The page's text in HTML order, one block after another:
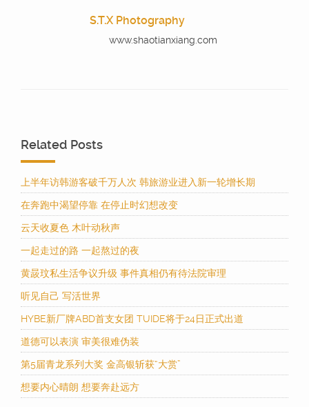
S.T.X Photography
www.shaotianxiang.com
Related Posts
上半年访韩游客破千万人次 韩旅游业进入新一轮增长期
在奔跑中渴望停靠 在停止时幻想改变
云天收夏色 木叶动秋声
一起走过的路 一起熬过的夜
黄晸玟私生活争议升级 事件真相仍有待法院审理
听见自己 写活世界
HYBE新厂牌ABD首支女团 TUIDE将于24日正式出道
道德可以表演 审美很难伪装
第5届青龙系列大奖 金高银斩获“大赏”
想要内心晴朗 想要奔赴远方